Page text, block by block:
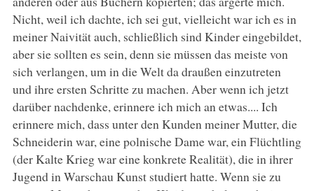
Nicht, weil ich dachte, ich sei gut, vielleicht war ich es in
meiner Naivität auch, schließlich sind Kinder eingebildet,
aber sie sollten es sein, denn sie müssen das meiste von
sich verlangen, um in die Welt da draußen einzutreten
und ihre ersten Schritte zu machen. Aber wenn ich jetzt
darüber nachdenke, erinnere ich mich an etwas.... Ich
erinnere mich, dass unter den Kunden meiner Mutter, die
Schneiderin war, eine polnische Dame war, ein Flüchtling
(der Kalte Krieg war eine konkrete Realität), die in ihrer
Jugend in Warschau Kunst studiert hatte. Wenn sie zu